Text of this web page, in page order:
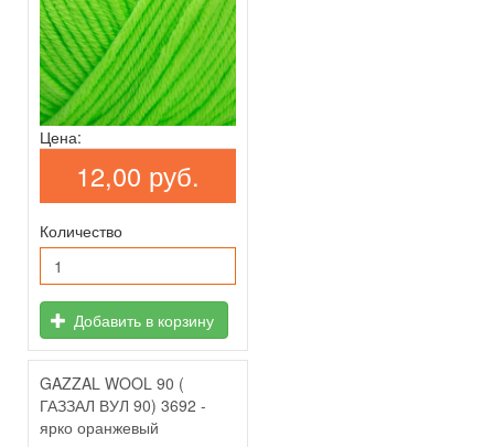
Цена:
12,00 руб.
Количество
Добавить в корзину
GAZZAL WOOL 90 (
ГАЗЗАЛ ВУЛ 90) 3692 -
ярко оранжевый